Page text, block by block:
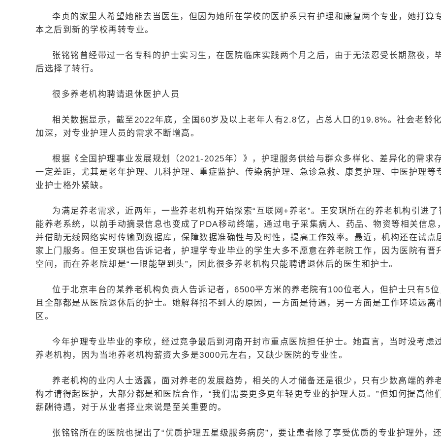
李贞的家里人希望她能去当医生，但因为她所在学校的医护系只有护理和康复两个专业，她打算
本之后到新的学校再转专业。
张铭铭曾经带过一名专科的护士实习生，在医院临床实践两个月之后，由于无法忍受长期熬夜，
后选择了转行。
很多养老机构聘请退休医护人员
相关数据显示，截至2022年底，全国60岁及以上老年人有2.8亿，占总人口的19.8%。社会老龄
加深，对专业护理人员的需求不断增高。
根据《全国护理事业发展规划（2021-2025年）》，护理服务供给与群众多样化、差异化的需求
一定差距，尤其是老年护理、儿科护理、重症监护、传染病护理、急诊急救、康复护理、中医护理等
业护士格外紧缺。
为满足养老需求，近两年，一些养老机构开始探索“互联网+养老”。王安琪所在的养老机构引进了
能养老系统，以前手动摘录信息也变成了PDA移动终端，通过电子采集病人、药品、物资等相关信息，
并借助无线网络实时传输到数据库，保障数据准确性与及时性，提高工作效率。最近，机构还在试点
家上门服务。但王安琪也告诉记者，护理学专业毕业的学生大多不愿意在养老院工作，因为医院有晋
空间，而在养老院却是“一眼能望到头”，因此很多养老机构只能聘请退休后的医生和护士。
位于北京丰台的某养老机构负责人告诉记者，6500平方米的养老院有100位老人，但护士只有5位
且全部都是从医院退休后的护士。她解释招不到人的原因，一方面是待遇，另一方面是工作环境远离
区。
今年护理专业毕业的李欣，经过竞争最后到河南开封市重点医院担任护士。她直言，当时没考虑
养老机构，因为当地养老机构薪资大多是3000元左右，又缺少医院的专业性。
养老机构的业内人士透露，面对养老的发展趋势，相关的人才储备还是很少，只有少数高端的养
构才请得起医护，大部分都是和医院合作，“我们需要更多更年轻更专业的护理人员。”但如何提高他
薪酬待遇，对于从业者择业来说是至关重要的。
张铭铭所在的医院也提出了“优质护理五星级服务病房”，要让患者除了享受优质的专业护理外，